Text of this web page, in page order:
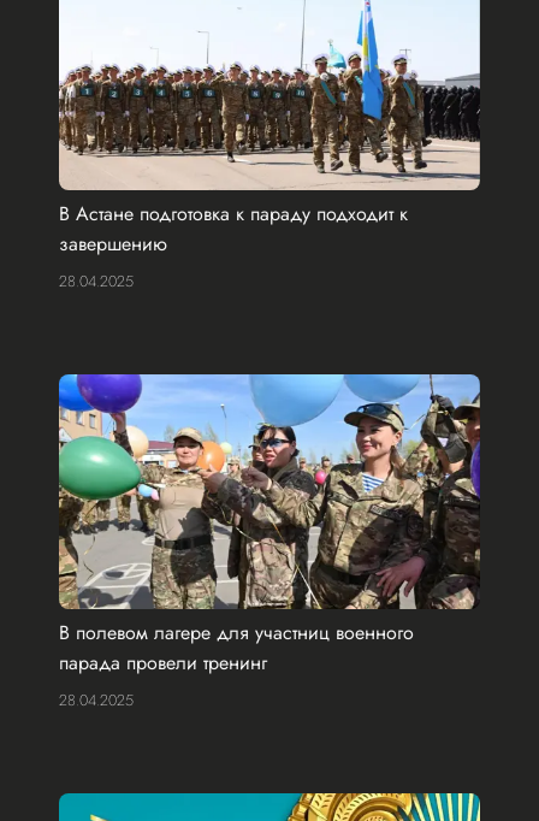
В Астане подготовка к параду подходит к
завершению
28.04.2025
В полевом лагере для участниц военного
парада провели тренинг
28.04.2025